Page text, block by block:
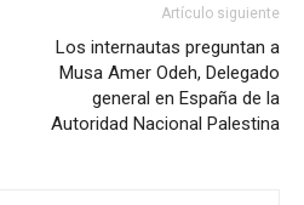
Artículo siguiente
Los internautas preguntan a
Musa Amer Odeh, Delegado
general en España de la
Autoridad Nacional Palestina